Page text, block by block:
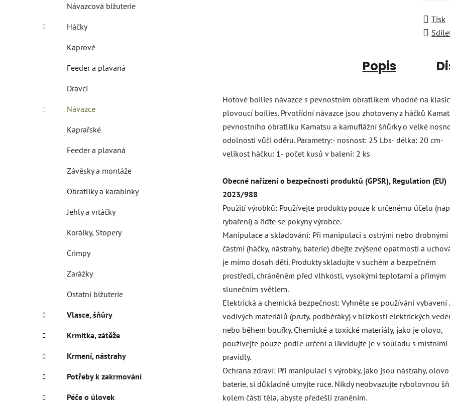
Návazcová bižuterie
Háčky
Kaprové
Feeder a plavaná
Dravci
Návazce
Kaprařské
Feeder a plavaná
Závěsky a montáže
Obratlíky a karabinky
Jehly a vrtáčky
Korálky, Stopery
Crimpy
Zarážky
Ostatní bižuterie
Vlasce, šňůry
Krmítka, zátěže
Krmení, nástrahy
Potřeby k zakrmování
Péče o úlovek
Tisk
Popis
Hotové boilies návazce s pevnostním obratlíkem vhodné na
plovoucí boilies. Prvotřídní návazce jsou zhotoveny z háčků
pevnostního obratlíku Kamatsu a kamuflážní šňůrky o velké
odolnosti vůči oděru. Parametry:- nosnost: 25 Lbs- délka: 20 cm-
velikost háčku: 1- počet kusů v balení: 2 ks
Obecné nařízení o bezpečnosti produktů (GPSR), Regulation (EU)
2023/988
Použití výrobků: Používejte produkty pouze k určenému účelu
rybaření) a řiďte se pokyny výrobce.
Manipulace a skladování: Při manipulaci s ostrými nebo drobnými
částmi (háčky, nástrahy, baterie) dbejte zvýšené opatrnosti a
je mimo dosah dětí. Produkty skladujte v suchém a bezpečném
prostředí, chráněném před vlhkostí, vysokými teplotami a přímým
slunečním světlem.
Elektrická a chemická bezpečnost: Vyhněte se používání vybavení
vodivých materiálů (pruty, podběráky) v blízkosti elektrických
nebo během bouřky. Chemické a toxické materiály, jako je olovo,
používejte pouze podle určení a likvidujte je v souladu s místními
pravidly.
Ochrana zdraví: Při manipulaci s výrobky, jako jsou nástrahy,
baterie, si důkladně umyjte ruce. Nikdy neobvazujte rybolovnou
kolem částí těla, abyste předešli zraněním.